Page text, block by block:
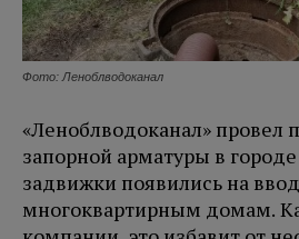
Фото: Леноблводоканал
«Леноблводоканал» провел
запорной арматуры в
задвижки появились на
многоквартирным домам.